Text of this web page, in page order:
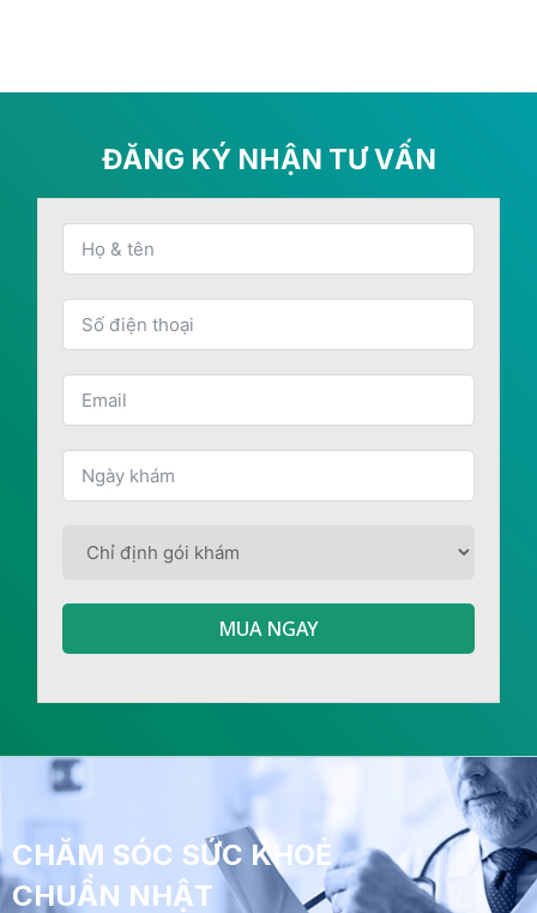
ĐĂNG KÝ NHẬN TƯ VẤN
MUA NGAY
CHĂM SÓC SỨC KHOẺ
CHUẨN NHẬT